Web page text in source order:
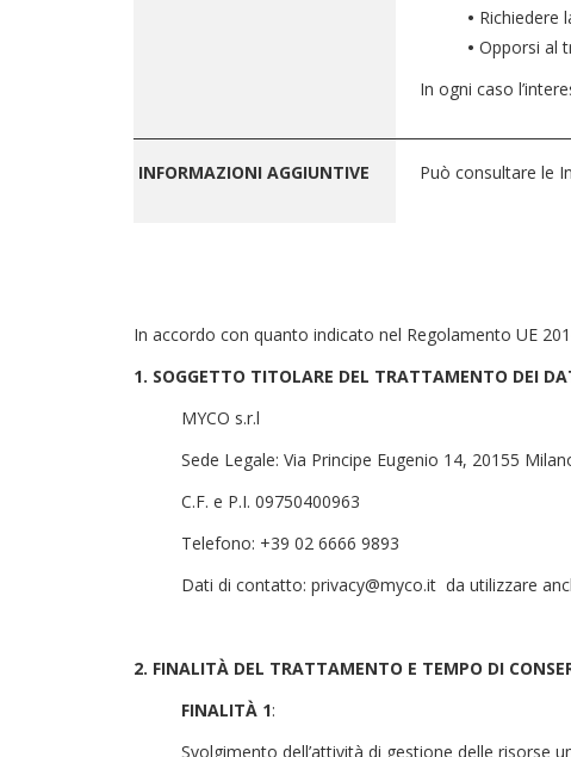
INFORMAZIONI AGGIUNTIVE
• Richiedere
•Opporsi al
In ogni caso
Può consultare le
In accordo con quanto indicato nel Regolamento UE
1. SOGGETTO TITOLARE DEL TRATTAMENTO DEI
MYCO s.r.l
Sede Legale: Via Principe Eugenio 14, 20155
C.F. e P.I. 09750400963
Telefono: +39 02 6666 9893
Dati di contatto: privacy@myco.it da utilizzare
2. FINALITÀ DEL TRATTAMENTO E TEMPO DI
FINALITÀ 1:
Svolgimento dell’attività di gestione delle risorse